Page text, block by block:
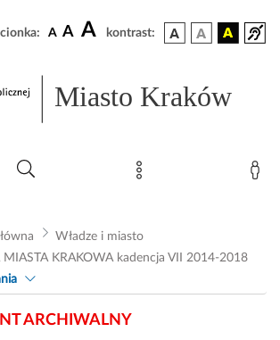
A A A kontrast:
Miasto Kraków
Władze i miasto
MIASTA KRAKOWA kadencja VII 2014-2018
ARCHIWALNY